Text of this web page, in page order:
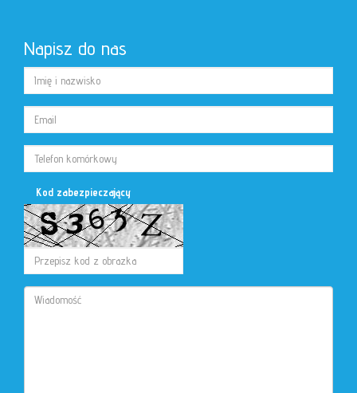
Napisz do nas
Kod zabezpieczający